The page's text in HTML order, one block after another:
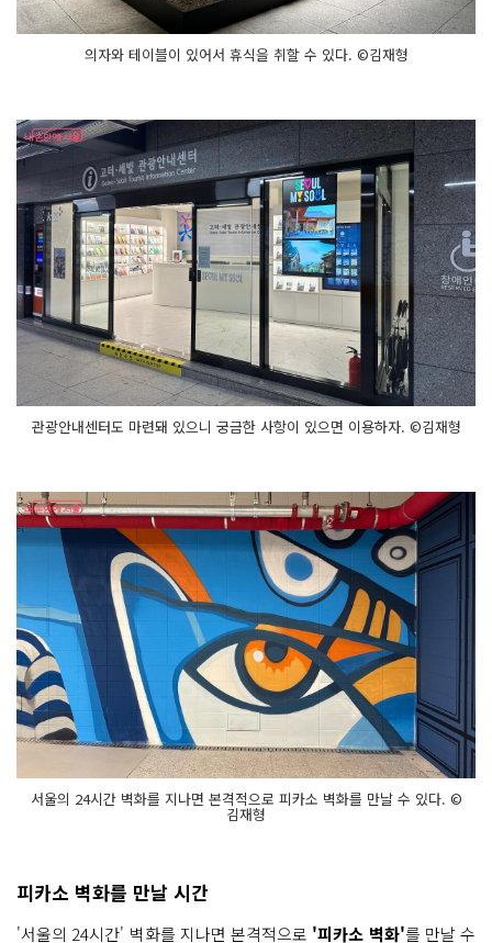
의자와 테이블이 있어서 휴식을 취할 수 있다. ©김재형
관광안내센터도 마련돼 있으니 궁금한 사항이 있으면 이용하자. ©김재형
서울의 24시간 벽화를 지나면 본격적으로 피카소 벽화를 만날 수 있다. ©
김재형
피카소 벽화를 만날 시간
'서울의 24시간' 벽화를 지나면 본격적으로 '피카소 벽화'를 만날 수